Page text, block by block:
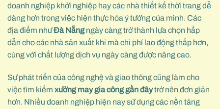
doanh nghiệp khởi nghiệp hay các nhà thiết kế thời trang dễ
dàng hơn trong việc hiện thực hóa ý tưởng của mình. Các
địa điểm nhưĐà Nẵngngày càng trở thành lựa chọn hấp
dẫn cho các nhà sản xuất khi mà chi phí lao động thấp hơn,
cùng với chất lượng dịch vụ ngày càng được nâng cao.
Sự phát triển của công nghệ và giao thông cũng làm cho
việc tìm kiếm xưởng may gia công gần đâytrở nên đơn giản
hơn. Nhiều doanh nghiệp hiện nay sử dụng các nền tảng